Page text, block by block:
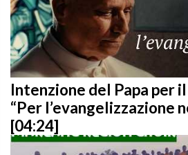
Intenzione del Papa per
“Per l’evangelizzazione
[04:24]